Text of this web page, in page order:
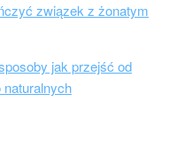
związek z żonatym
jak przejść od